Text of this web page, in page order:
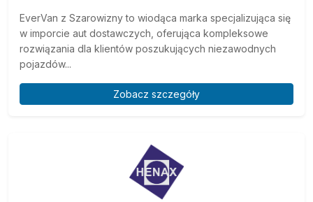
EverVan z Szarowizny to wiodąca marka specjalizująca się
w imporcie aut dostawczych, oferująca kompleksowe
rozwiązania dla klientów poszukujących niezawodnych
pojazdów...
Zobacz szczegóły